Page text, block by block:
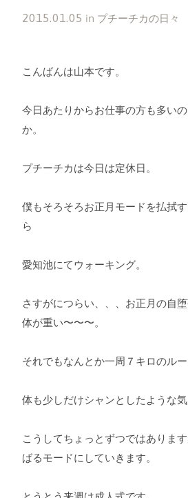
2015.01.05 in プチーチカの日々
こんばんは山本です。
今日あたりからお仕事の方も多い
か。
プチーチカは今日は定休日。
僕もそろそろお正月モードを払拭
ら
愛知池にてウォーキング。
さすがにつらい、、、お正月の自
体が重い〜〜〜。
それでもなんとか一周７キロのルー
体も少しだけシャンとしたような気
こうしてちょっとずつではありま
ばるモードにしていきます。